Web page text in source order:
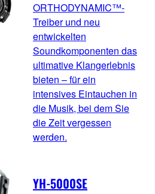
ORTHODYNAMIC™-
Treiber und neu
entwickelten
Soundkomponenten das
ultimative Klangerlebnis
bieten – für ein
intensives Eintauchen in
die Musik, bei dem Sie
die Zeit vergessen
werden.
YH-5000SE